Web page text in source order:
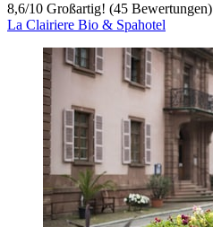
8,6/10 Großartig! (45 Bewertungen)
La Clairiere Bio & Spahotel